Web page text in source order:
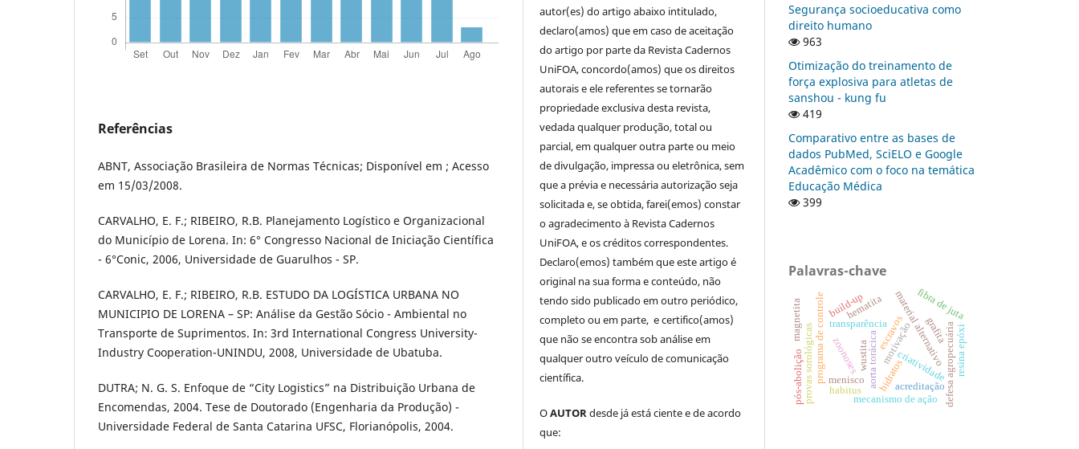
Referências
ABNT, Associação Brasileira de Normas Técnicas; Disponível em ; Acesso
em 15/03/2008.
CARVALHO, E. F.; RIBEIRO, R.B. Planejamento Logístico e Organizacional
do Município de Lorena. In: 6° Congresso Nacional de Iniciação Científica
- 6°Conic, 2006, Universidade de Guarulhos - SP.
CARVALHO, E. F.; RIBEIRO, R.B. ESTUDO DA LOGÍSTICA URBANA NO
MUNICIPIO DE LORENA – SP: Análise da Gestão Sócio - Ambiental no
Transporte de Suprimentos. In: 3rd International Congress University-
Industry Cooperation-UNINDU, 2008, Universidade de Ubatuba.
DUTRA; N. G. S. Enfoque de “City Logistics” na Distribuição Urbana de
Encomendas, 2004. Tese de Doutorado (Engenharia da Produção) -
Universidade Federal de Santa Catarina UFSC, Florianópolis, 2004.
autor(es) do artigo abaixo intitulado,
declaro(amos) que em caso de aceitação
do artigo por parte da Revista Cadernos
UniFOA, concordo(amos) que os direitos
autorais e ele referentes se tornarão
propriedade exclusiva desta revista,
vedada qualquer produção, total ou
parcial, em qualquer outra parte ou meio
de divulgação, impressa ou eletrônica, sem
que a prévia e necessária autorização seja
solicitada e, se obtida, farei(emos) constar
o agradecimento à Revista Cadernos
UniFOA, e os créditos correspondentes.
Declaro(emos) também que este artigo é
original na sua forma e conteúdo, não
tendo sido publicado em outro periódico,
completo ou em parte, e certifico(amos)
que não se encontra sob análise em
qualquer outro veículo de comunicação
científica.
OAUTORdesde já está ciente e de acordo
que:
Segurança socioeducativa como
direito humano
963
Otimização do treinamento de
força explosiva para atletas de
sanshou - kung fu
419
Comparativo entre as bases de
dados PubMed, SciELO e Google
Acadêmico com o foco na temática
Educação Médica
399
Palavras-chave
transparência
aorta torácica criatividade
material alternativo
motivação
zoonoses defesa agropecuária
programa de controle
provas sorológicas wustita
menisco
acreditação
mecanismo de ação
escravos
pós-abolição
fibra de juta
resina epóxi
hematita
build-up
grafita
hidratos
magnetita
habitus